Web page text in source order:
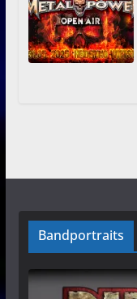
Bandportraits